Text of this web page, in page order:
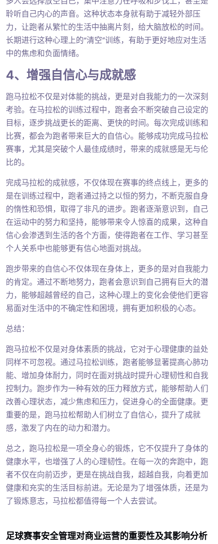
聆听自己内心的声音。这种状态本身就有助于减轻外部压
力，让跑者从繁忙的生活中抽离片刻，给大脑放松的时间。
长期进行这种心理上的“清空”训练，有助于更好地应对生活
中的焦虑和负面情绪。
4、增强自信心与成就感
跑马拉松不仅是对体能的挑战，更是对自我能力的一次深刻
考验。在马拉松的训练过程中，跑者会不断突破自己设定的
目标，逐步挑战更长的距离、更快的时间。每次完成训练和
比赛，都会为跑者带来巨大的自信心。能够成功完成马拉松
赛事，尤其是突破个人最佳成绩时，带来的成就感是无与伦
比的。
完成马拉松的成就感，不仅体现在赛事的终点线上，更多的
是在训练过程中，跑者通过持之以恒的努力，不断克服自身
的惰性和恐惧，取得了非凡的进步。跑者逐渐意识到，自己
在运动中的努力和坚持，能够带来令人惊喜的成果，这种自
信心会渗透到生活的各个方面，使得跑者在工作、学习甚至
个人关系中也能够更有信心地面对挑战。
跑步带来的自信心不仅体现在身体上，更多的是对自我能力
的肯定。通过不断地努力，跑者会意识到自己拥有巨大的潜
力，能够超越曾经的自己，这种心理上的变化会使他们更容
易面对生活中的不确定性和困境，拥有更加积极的心态。
总结：
跑马拉松不仅是对身体素质的挑战，它对于心理健康的益处
同样不可忽视。通过马拉松训练，跑者能够显著提高心肺功
能、增加身体耐力，同时在面对挑战时提升心理韧性和自我
控制力。跑步作为一种有效的压力释放方式，能够帮助人们
改善心理状态，减少焦虑和压力，促进身心的全面健康。更
重要的是，跑马拉松帮助人们树立了自信心，提升了成就
感，激发了内在的动力和潜力。
总之，跑马拉松是一项全身心的锻炼，它不仅提升了身体的
健康水平，也增强了人的心理韧性。在每一次的奔跑中，跑
者不仅在向前迈步，更是在挑战自我，超越自我，向着更加
健康和充实的生活目标前进。无论是为了增强体质，还是为
了锻炼意志，马拉松都值得每一个人去尝试。
足球赛事安全管理对商业运营的重要性及其影响分析